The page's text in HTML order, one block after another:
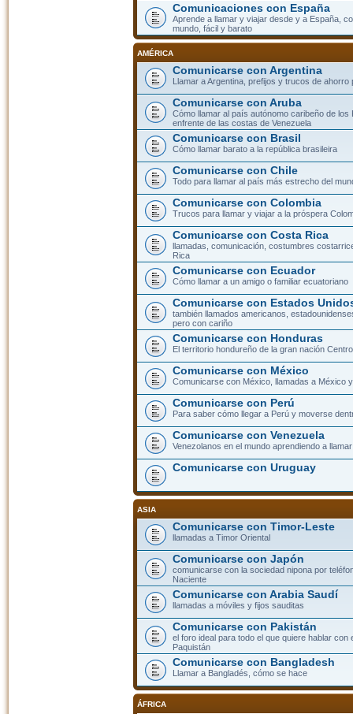
Comunicaciones con España
Aprende a llamar y viajar desde y a España,
mundo, fácil y barato
AMÉRICA
Comunicarse con Argentina
Llamar a Argentina, prefijos y trucos de ahorro
Comunicarse con Aruba
Cómo llamar al país autónomo caribeño de los
enfrente de las costas de Venezuela
Comunicarse con Brasil
Cómo llamar barato a la república brasileira
Comunicarse con Chile
Todo para llamar al país más estrecho del
Comunicarse con Colombia
Trucos para llamar y viajar a la próspera
Comunicarse con Costa Rica
llamadas, comunicación, costumbres
Rica
Comunicarse con Ecuador
Cómo llamar a un amigo o familiar ecuatoriano
Comunicarse con Estados
también llamados americanos,
pero con cariño
Comunicarse con Honduras
El territorio hondureño de la gran nación
Comunicarse con México
Comunicarse con México, llamadas a México
Comunicarse con Perú
Para saber cómo llegar a Perú y moverse
Comunicarse con Venezuela
Venezolanos en el mundo aprendiendo a
Comunicarse con Uruguay
ASIA
Comunicarse con Timor-Leste
llamadas a Timor Oriental
Comunicarse con Japón
comunicarse con la sociedad nipona por
Naciente
Comunicarse con Arabia Saudí
llamadas a móviles y fijos sauditas
Comunicarse con Pakistán
el foro ideal para todo el que quiere hablar con
Paquistán
Comunicarse con Bangladesh
Llamar a Bangladés, cómo se hace
ÁFRICA